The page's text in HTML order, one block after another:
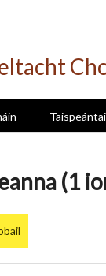
(1